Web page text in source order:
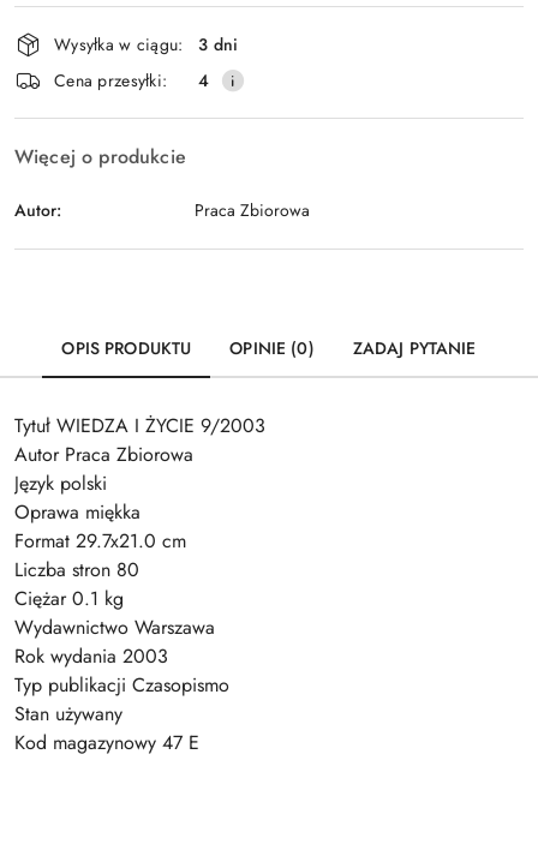
Wyślij
Dostępność
i
dostawa
Wysyłka w ciągu:
3 dni
Cena przesyłki:
4
Więcej o produkcie
Autor: Praca Zbiorowa
OPIS PRODUKTU OPINIE (0) ZADAJ PYTANIE
Tytuł WIEDZA I ŻYCIE 9/2003
Autor Praca Zbiorowa
Język polski
Oprawa miękka
Format 29.7x21.0 cm
Liczba stron 80
Ciężar 0.1 kg
Wydawnictwo Warszawa
Rok wydania 2003
Typ publikacji Czasopismo
Stan używany
Kod magazynowy 47 E